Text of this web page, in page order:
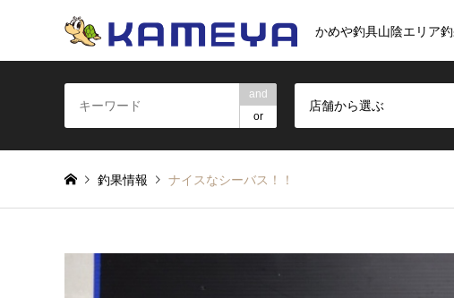
かめや釣具山陰エリア
and
or
店舗から選ぶ
釣果情報 ナイスなシーバス！！